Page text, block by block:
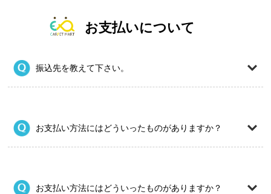
お支払いについて
振込先を教えて下さい。
お支払い方法にはどういったものがありますか？
お支払い方法にはどういったものがありますか？